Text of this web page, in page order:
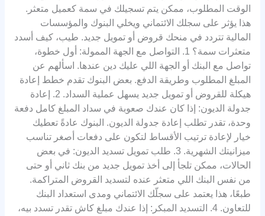
الوقت المطلوب، ممكن يتم تسجيلك في سمة كعميل متعثر.
هذا يؤثر على سجلك الائتماني ويخلي البنوك والمؤسسات
المالية تتردد في منحك قروض أو تمويل جديد. طيب، كيف أسدد
متعثرات سمة؟ 1. التواصل مع الجهة الممولة: أول خطوة،
تواصل مع البنك أو الجهة اللي عليك دين عندها. اسألهم عن
المبلغ المطلوب وطريقة الدفع. بعض البنوك تقدم خطط إعادة
هيكلة للقروض أو تمويل جديد يسهل عملية السداد. 2. إعادة
جدولة الديون: إذا كان عندك صعوبة في سداد المبلغ كامل دفعة
وحدة، تقدر تطلب إعادة جدولة الديون. البنوك عادةً تعطيك
خيار لإعادة ترتيب الأقساط لتكون على دفعات أصغر تناسب
ميزانيتك الشهرية. 3. طلب تمويل تسديد الديون: في بعض
الحالات، ممكن تلجأ إلى أخذ تمويل جديد من بنك ثاني أو حتى
من نفس البنك اللي متعثر عنده لتسديد القروض المتراكمة.
طبعًا، هذا يعتمد على سجلّك الائتماني ومدى استعداد البنك
للتعاون. 4. التسديد المبكر: إذا عندك مبلغ كاش تقدر تسدد بيه،